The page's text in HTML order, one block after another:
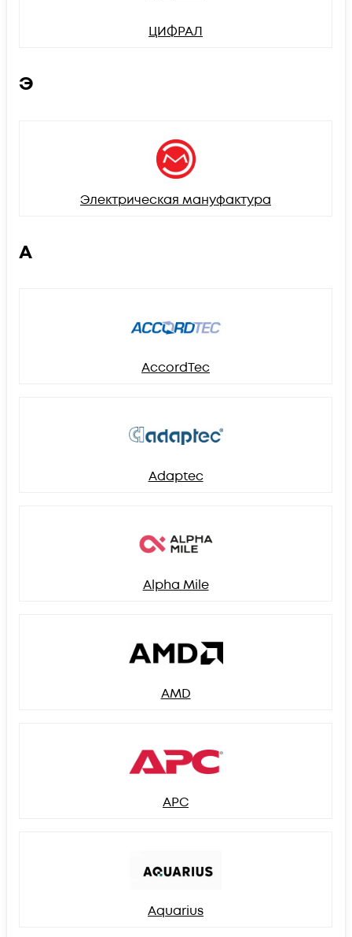
ЦИФРАЛ
Э
Электрическая мануфактура
A
AccordTec
Adaptec
Alpha Mile
AMD
APC
Aquarius